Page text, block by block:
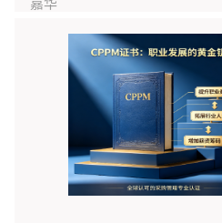
嘉华